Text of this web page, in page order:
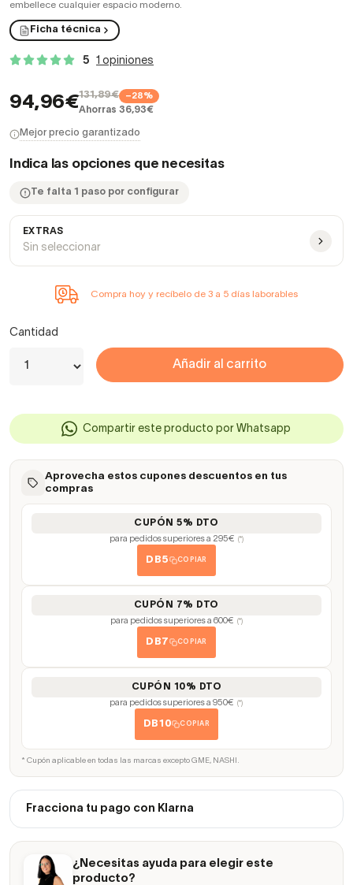
embellece cualquier espacio moderno.
Ficha técnica
5 1 opiniones
94,96€131,89€ −28%
Ahorras 36,93€
Mejor precio garantizado
Indica las opciones que necesitas
Te falta 1 paso por configurar
EXTRAS
Sin seleccionar
Compra hoy y recíbelo de 3 a 5 días laborables
Cantidad
Añadir al carrito
Compartir este producto por Whatsapp
Aprovecha estos cupones descuentos en tus
compras
CUPÓN 5% DTO
para pedidos superiores a 295€ (*)
DB5 COPIAR
CUPÓN 7% DTO
para pedidos superiores a 600€ (*)
DB7 COPIAR
CUPÓN 10% DTO
para pedidos superiores a 950€ (*)
DB10 COPIAR
* Cupón aplicable en todas las marcas excepto GME, NASHI.
Fracciona tu pago con Klarna
¿Necesitas ayuda para elegir este
producto?